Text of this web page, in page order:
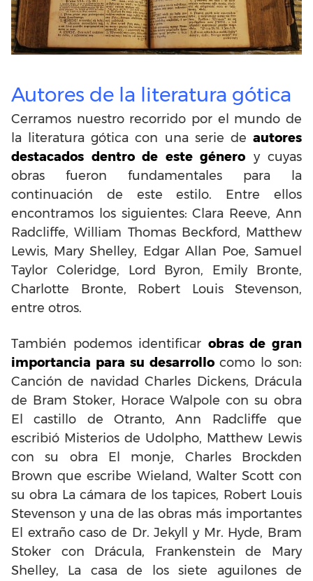
Autores de la literatura gótica
Cerramos nuestro recorrido por el mundo de
la literatura gótica con una serie de autores
destacados dentro de este género y cuyas
obras fueron fundamentales para la
continuación de este estilo. Entre ellos
encontramos los siguientes: Clara Reeve, Ann
Radcliffe, William Thomas Beckford, Matthew
Lewis, Mary Shelley, Edgar Allan Poe, Samuel
Taylor Coleridge, Lord Byron, Emily Bronte,
Charlotte Bronte, Robert Louis Stevenson,
entre otros.
También podemos identificar obras de gran
importancia para su desarrollocomo lo son:
Canción de navidad Charles Dickens, Drácula
de Bram Stoker, Horace Walpole con su obra
El castillo de Otranto, Ann Radcliffe que
escribió Misterios de Udolpho, Matthew Lewis
con su obra El monje, Charles Brockden
Brown que escribe Wieland, Walter Scott con
su obra La cámara de los tapices, Robert Louis
Stevenson y una de las obras más importantes
El extraño caso de Dr. Jekyll y Mr. Hyde, Bram
Stoker con Drácula, Frankenstein de Mary
Shelley, La casa de los siete aguilones de